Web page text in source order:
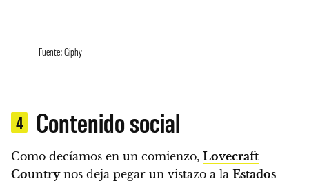
Fuente: Giphy
4 Contenido social
Como decíamos en un comienzo, Lovecraft
Countrynos deja pegar un vistazo a la Estados